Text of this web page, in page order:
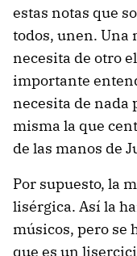
estas notas que
todos, unen. Una
necesita de otro
importante
necesita de nada
misma la que
de las manos de
Por supuesto, la
lisérgica. Así la
músicos, pero se
que es un